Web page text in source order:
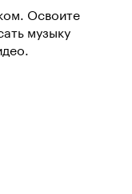
Освоите
музыку